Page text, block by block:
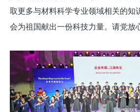
取更多与材料科学专业领域相关的知
会为祖国献出一份科技力量。请党放